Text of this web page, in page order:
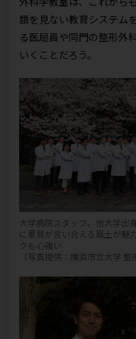
類を見ない教育システム
る医局員や同門の整形外
いくことだろう。
大学病院スタッフ。他大学出
に意見が言い合える風土が魅
クも心強い
（写真提供：横浜市立大学 整